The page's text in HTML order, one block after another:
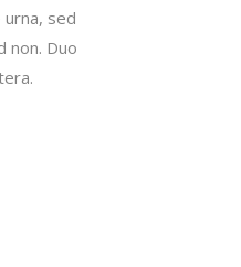
sed
non. Duo